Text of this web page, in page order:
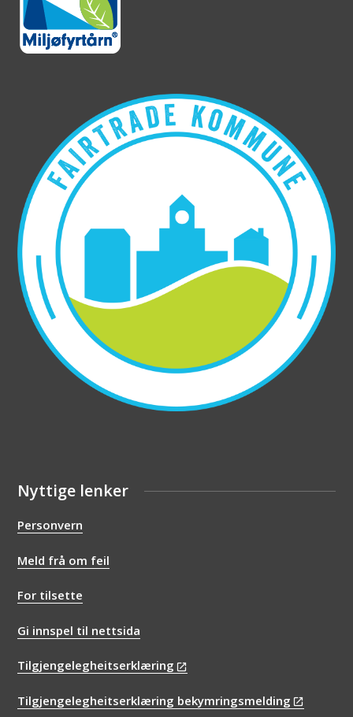
Nyttige lenker
Personvern
Meld frå om feil
For tilsette
Gi innspel til nettsida
Tilgjengelegheitserklæring
Tilgjengelegheitserklæring bekymringsmelding